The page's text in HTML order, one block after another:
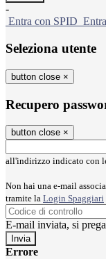
-
Entra con SPID
Seleziona utente
button close ×
Recupero
button close ×
all'indirizzo indicato con
Non hai una e-mail
tramite la Login Spaggiari
E-mail inviata, si
Errore